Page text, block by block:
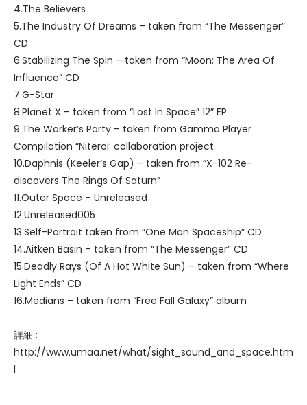
4.The Believers
5.The Industry Of Dreams – taken from “The Messenger”
CD
6.Stabilizing The Spin – taken from “Moon: The Area Of
Influence” CD
7.G-Star
8.Planet X – taken from “Lost In Space” 12” EP
9.The Worker’s Party – taken from Gamma Player
Compilation “Niteroi’ collaboration project
10.Daphnis (Keeler’s Gap) – taken from “X-102 Re-
discovers The Rings Of Saturn”
11.Outer Space – Unreleased
12.Unreleased005
13.Self-Portrait taken from “One Man Spaceship” CD
14.Aitken Basin – taken from “The Messenger” CD
15.Deadly Rays (Of A Hot White Sun) – taken from “Where
Light Ends” CD
16.Medians – taken from “Free Fall Galaxy” album
詳細 :
http://www.umaa.net/what/sight_sound_and_space.htm
l